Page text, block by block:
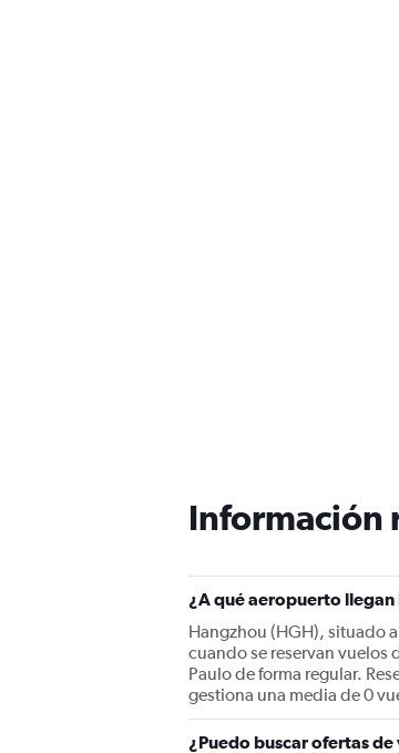
Información
¿A qué aeropuerto llegan
Hangzhou (HGH), situado
cuando se reservan vuelos
Paulo de forma regular.
gestiona una media de 0
¿Puedo buscar ofertas